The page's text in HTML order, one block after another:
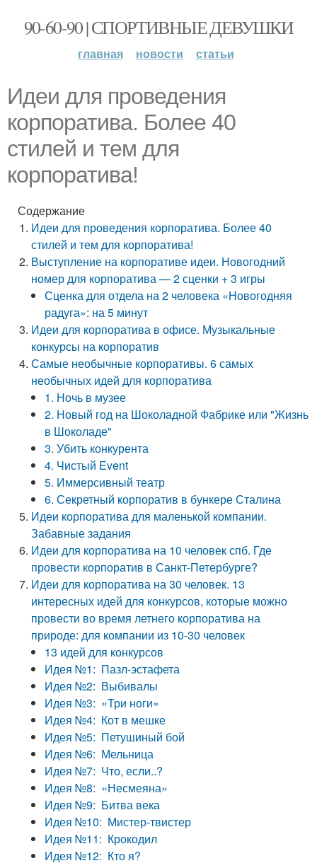
90-60-90 | СПОРТИВНЫЕ ДЕВУШКИ
главная новости статьи
Идеи для проведения
корпоратива. Более 40
стилей и тем для
корпоратива!
Содержание
Идеи для проведения корпоратива. Более 40
стилей и тем для корпоратива!
Выступление на корпоративе идеи. Новогодний
номер для корпоратива — 2 сценки + 3 игры
Сценка для отдела на 2 человека «Новогодняя
радуга»: на 5 минут
Идеи для корпоратива в офисе. Музыкальные
конкурсы на корпоратив
Самые необычные корпоративы. 6 самых
необычных идей для корпоратива
1. Ночь в музее
2. Новый год на Шоколадной Фабрике или "Жизнь
в Шоколаде"
3. Убить конкурента
4. Чистый Event
5. Иммерсивный театр
6. Секретный корпоратив в бункере Сталина
Идеи корпоратива для маленькой компании.
Забавные задания
Идеи для корпоратива на 10 человек спб. Где
провести корпоратив в Санкт-Петербурге?
Идеи для корпоратива на 30 человек. 13
интересных идей для конкурсов, которые можно
провести во время летнего корпоратива на
природе: для компании из 10-30 человек
13 идей для конкурсов
Идея №1: Пазл-эстафета
Идея №2: Выбивалы
Идея №3: «Три ноги»
Идея №4: Кот в мешке
Идея №5: Петушиный бой
Идея №6: Мельница
Идея №7: Что, если..?
Идея №8: «Несмеяна»
Идея №9: Битва века
Идея №10: Мистер-твистер
Идея №11: Крокодил
Идея №12: Кто я?